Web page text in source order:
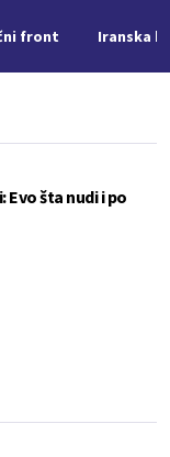
front Iranska
Evo šta nudi i po